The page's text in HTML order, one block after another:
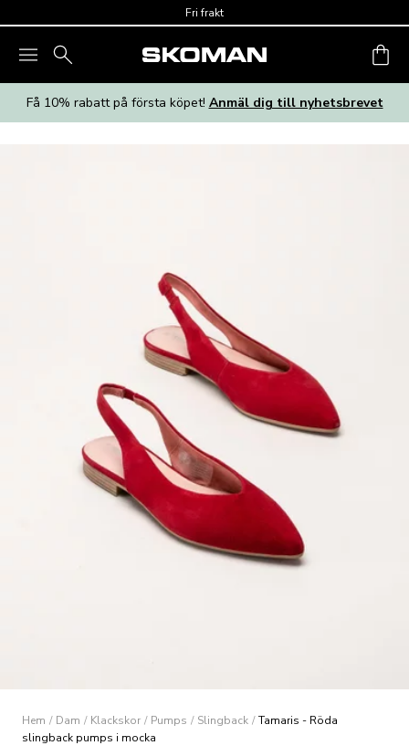
Fri frakt
Få 10% rabatt på första köpet! Anmäl dig till nyhetsbrevet
Hem / Dam / Klackskor / Pumps / Slingback / Tamaris - Röda
slingback pumps i mocka